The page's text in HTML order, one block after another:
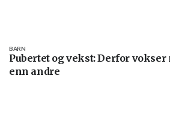
Pubertet og vekst: Derfor
enn andre
BARN